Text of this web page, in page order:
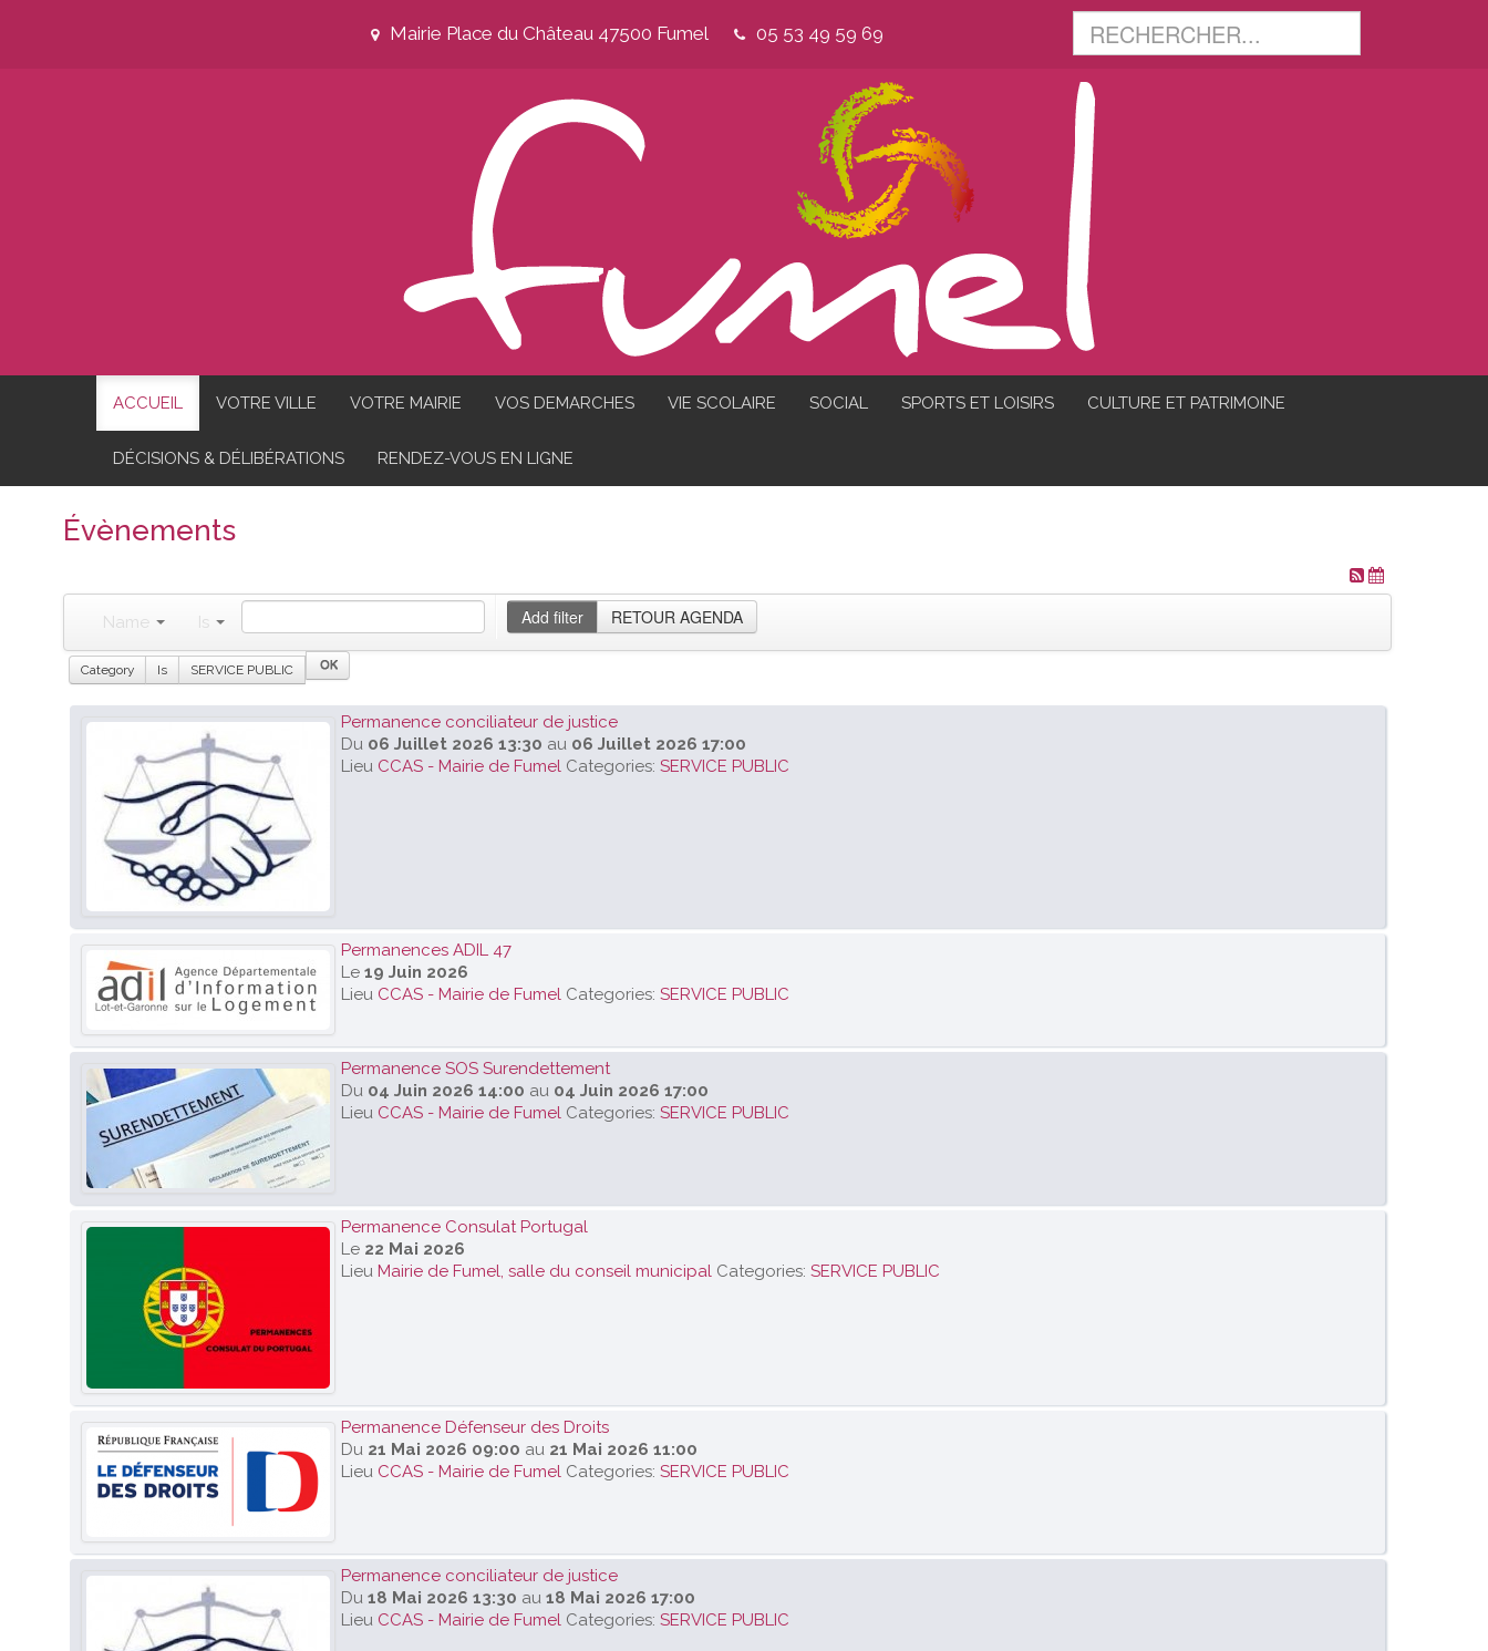
Mairie Place du Château 47500 Fumel 05 53 49 59 69
ACCUEIL VOTRE VILLE VOTRE MAIRIE VOS DEMARCHES VIE SCOLAIRE SOCIAL SPORTS ET LOISIRS CULTURE ET PATRIMOINE
DÉCISIONS & DÉLIBÉRATIONS RENDEZ-VOUS EN LIGNE
Évènements
Name Is Add filter RETOUR AGENDA
Category Is SERVICE PUBLIC
Permanence conciliateur de justice
Du 06 Juillet 2026 13:30 au 06 Juillet 2026 17:00
Lieu CCAS - Mairie de Fumel Categories: SERVICE PUBLIC
Permanences ADIL 47
Le 19 Juin 2026
Lieu CCAS - Mairie de Fumel Categories: SERVICE PUBLIC
Permanence SOS Surendettement
Du 04 Juin 2026 14:00 au 04 Juin 2026 17:00
Lieu CCAS - Mairie de Fumel Categories: SERVICE PUBLIC
Permanence Consulat Portugal
Le 22 Mai 2026
Lieu Mairie de Fumel, salle du conseil municipal Categories: SERVICE PUBLIC
Permanence Défenseur des Droits
Du 21 Mai 2026 09:00 au 21 Mai 2026 11:00
Lieu CCAS - Mairie de Fumel Categories: SERVICE PUBLIC
Permanence conciliateur de justice
Du 18 Mai 2026 13:30 au 18 Mai 2026 17:00
Lieu CCAS - Mairie de Fumel Categories: SERVICE PUBLIC